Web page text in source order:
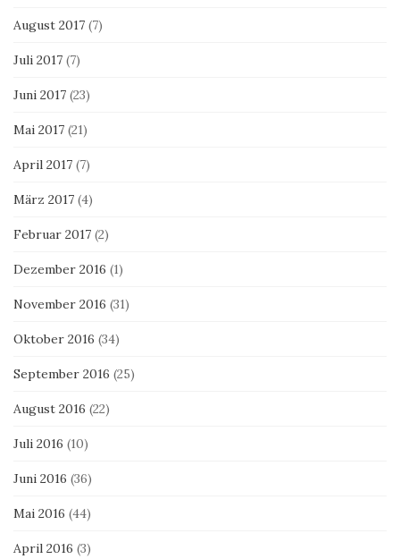
August 2017 (7)
Juli 2017 (7)
Juni 2017 (23)
Mai 2017 (21)
April 2017 (7)
März 2017 (4)
Februar 2017 (2)
Dezember 2016 (1)
November 2016 (31)
Oktober 2016 (34)
September 2016 (25)
August 2016 (22)
Juli 2016 (10)
Juni 2016 (36)
Mai 2016 (44)
April 2016 (3)